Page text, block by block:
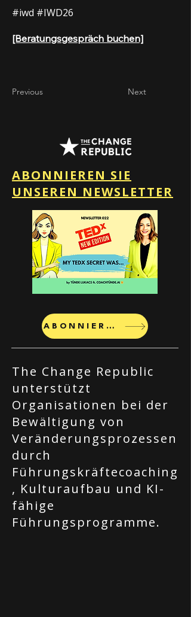
#iwd #IWD26
[Beratungsgespräch buchen]
Previous Next
ABONNIEREN SIE
UNSEREN NEWSLETTER
ABONNIEREN
The Change Republic
unterstützt
Organisationen bei der
Bewältigung von
Veränderungsprozessen
durch
Führungskräftecoaching
, Kulturaufbau und KI-
fähige
Führungsprogramme.